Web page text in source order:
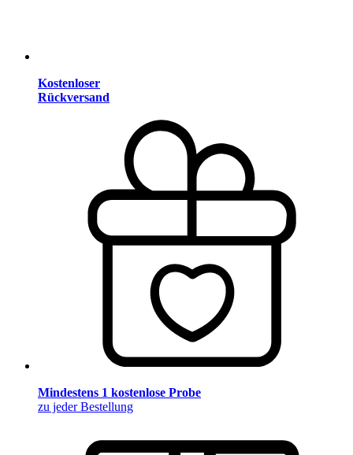
Kostenloser
Rückversand
Mindestens 1 kostenlose Probe
zu jeder Bestellung